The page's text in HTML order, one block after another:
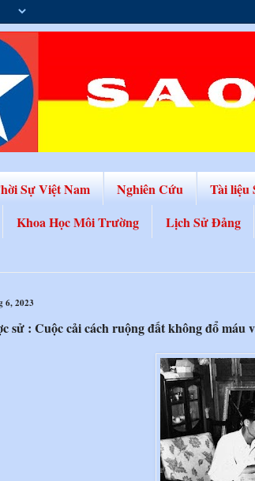
Sự Việt Nam Nghiên Cứu Tài liệu
Khoa Học Môi Trường Lịch Sử Đảng
6, 2023
sử : Cuộc cải cách ruộng đất không đổ máu